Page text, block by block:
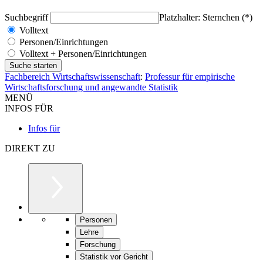
Suchbegriff
Platzhalter: Sternchen (*)
Volltext
Personen/Einrichtungen
Volltext + Personen/Einrichtungen
Fachbereich Wirtschaftswissenschaft: Professur für empirische
Wirtschaftsforschung und angewandte Statistik
MENÜ
INFOS FÜR
Infos für
DIREKT ZU
Personen
Lehre
Forschung
Statistik vor Gericht